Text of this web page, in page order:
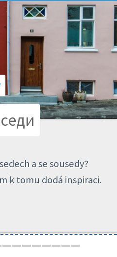
a se sousedy?
k tomu dodá inspiraci.